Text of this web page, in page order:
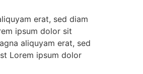
erat, sed diam
ipsum dolor sit
aliquyam erat, sed
Lorem ipsum dolor